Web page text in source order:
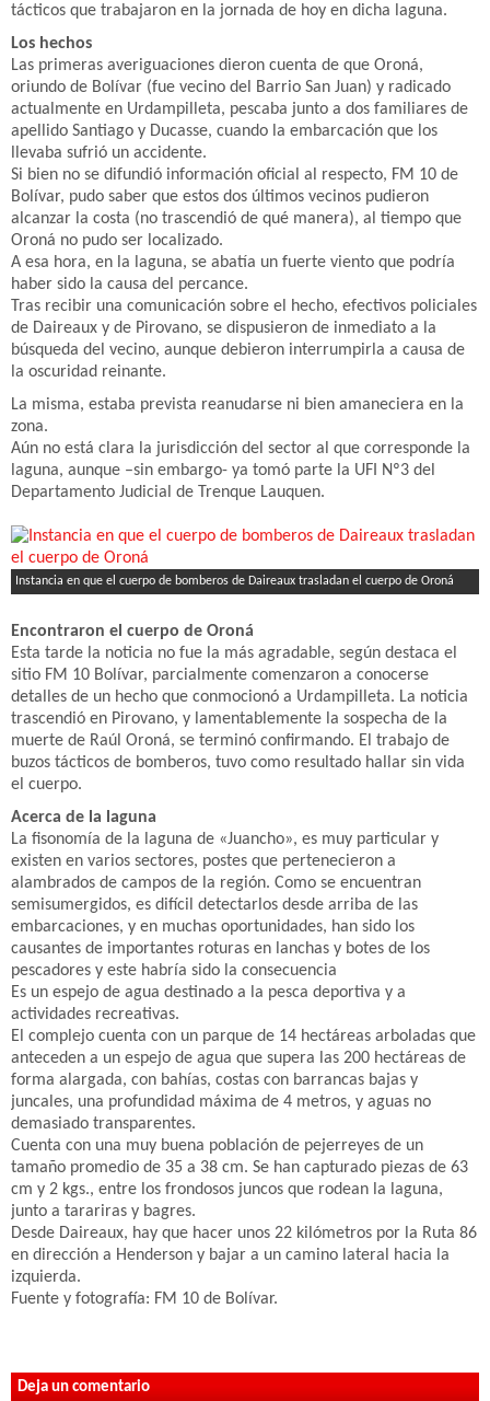
tácticos que trabajaron en la jornada de hoy en dicha laguna.
Los hechos
Las primeras averiguaciones dieron cuenta de que Oroná,
oriundo de Bolívar (fue vecino del Barrio San Juan) y radicado
actualmente en Urdampilleta, pescaba junto a dos familiares de
apellido Santiago y Ducasse, cuando la embarcación que los
llevaba sufrió un accidente.
Si bien no se difundió información oficial al respecto, FM 10 de
Bolívar, pudo saber que estos dos últimos vecinos pudieron
alcanzar la costa (no trascendió de qué manera), al tiempo que
Oroná no pudo ser localizado.
A esa hora, en la laguna, se abatía un fuerte viento que podría
haber sido la causa del percance.
Tras recibir una comunicación sobre el hecho, efectivos policiales
de Daireaux y de Pirovano, se dispusieron de inmediato a la
búsqueda del vecino, aunque debieron interrumpirla a causa de
la oscuridad reinante.
La misma, estaba prevista reanudarse ni bien amaneciera en la
zona.
Aún no está clara la jurisdicción del sector al que corresponde la
laguna, aunque –sin embargo- ya tomó parte la UFI Nº3 del
Departamento Judicial de Trenque Lauquen.
Instancia en que el cuerpo de bomberos de Daireaux trasladan el cuerpo de Oroná
Encontraron el cuerpo de Oroná
Esta tarde la noticia no fue la más agradable, según destaca el
sitio FM 10 Bolívar, parcialmente comenzaron a conocerse
detalles de un hecho que conmocionó a Urdampilleta. La noticia
trascendió en Pirovano, y lamentablemente la sospecha de la
muerte de Raúl Oroná, se terminó confirmando. El trabajo de
buzos tácticos de bomberos, tuvo como resultado hallar sin vida
el cuerpo.
Acerca de la laguna
La fisonomía de la laguna de «Juancho», es muy particular y
existen en varios sectores, postes que pertenecieron a
alambrados de campos de la región. Como se encuentran
semisumergidos, es difícil detectarlos desde arriba de las
embarcaciones, y en muchas oportunidades, han sido los
causantes de importantes roturas en lanchas y botes de los
pescadores y este habría sido la consecuencia
Es un espejo de agua destinado a la pesca deportiva y a
actividades recreativas.
El complejo cuenta con un parque de 14 hectáreas arboladas que
anteceden a un espejo de agua que supera las 200 hectáreas de
forma alargada, con bahías, costas con barrancas bajas y
juncales, una profundidad máxima de 4 metros, y aguas no
demasiado transparentes.
Cuenta con una muy buena población de pejerreyes de un
tamaño promedio de 35 a 38 cm. Se han capturado piezas de 63
cm y 2 kgs., entre los frondosos juncos que rodean la laguna,
junto a tarariras y bagres.
Desde Daireaux, hay que hacer unos 22 kilómetros por la Ruta 86
en dirección a Henderson y bajar a un camino lateral hacia la
izquierda.
Fuente y fotografía: FM 10 de Bolívar.
Deja un comentario